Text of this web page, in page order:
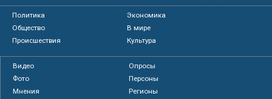
Политика
Экономика
Общество
В мире
Происшествия
Культура
Видео
Опросы
Фото
Персоны
Мнения
Регионы